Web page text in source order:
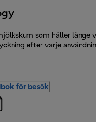
som håller
efter varje
för besök